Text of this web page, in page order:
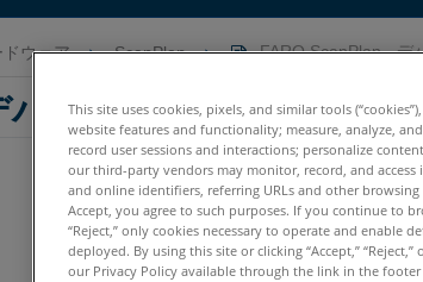
ドウェア ScanPlan FARO ScanPlan - デ
イスの概要
This site uses cookies, pixels, and similar tools
website features and functionality; measure, analyze,
record user sessions and interactions; personalize
our third-party vendors may monitor, record, and
and online identifiers, referring URLs and other
Accept, you agree to such purposes. If you continue to
“Reject,” only cookies necessary to operate and enable
deployed. By using this site or clicking “Accept,”
our Privacy Policy available through the link in the